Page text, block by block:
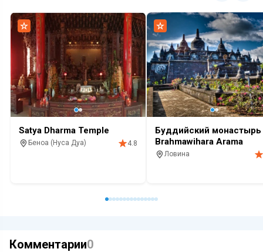
Satya Dharma Temple
Беноа (Нуса Дуа)
4.8
Буддийский монастырь
Brahmawihara Arama
Ловина
Комментарии0